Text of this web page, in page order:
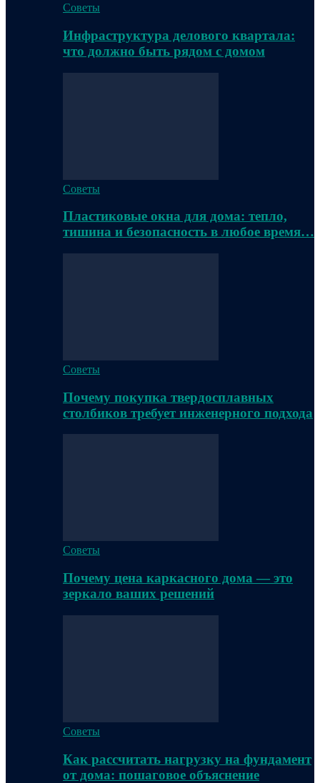
Советы
Инфраструктура делового квартала:
что должно быть рядом с домом
Советы
Пластиковые окна для дома: тепло,
тишина и безопасность в любое время…
Советы
Почему покупка твердосплавных
столбиков требует инженерного подхода
Советы
Почему цена каркасного дома — это
зеркало ваших решений
Советы
Как рассчитать нагрузку на фундамент
от дома: пошаговое объяснение